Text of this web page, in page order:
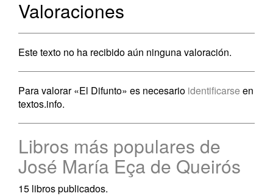
Valoraciones
Este texto no ha recibido aún ninguna valoración.
Para valorar «El Difunto» es necesario identificarse en
textos.info.
Libros más populares de
José María Eça de Queirós
15 libros publicados.